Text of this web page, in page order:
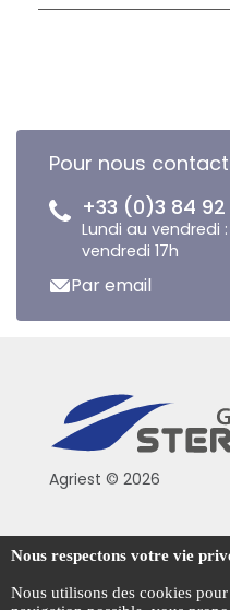
Pour nous
+33 (0)3 84 92
Lundi au vendredi
vendredi 17h
Par email
Agriest © 2026
Conditions générales
Mentions légales
Nous respectons votre vie
Nous utilisons des cookies